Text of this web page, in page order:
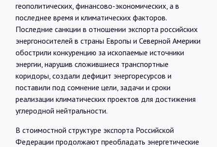
геополитических, финансово-экономических, а в
последнее время и климатических факторов.
Последние санкции в отношении экспорта российских
энергоносителей в страны Европы и Северной Америки
обострили конкуренцию за ископаемые источники
энергии, нарушив сложившиеся транспортные
коридоры, создали дефицит энергоресурсов и
поставили под сомнение цели, задачи и сроки
реализации климатических проектов для достижения
углеродной нейтральности.
В стоимостной структуре экспорта Российской
Федерации продолжают преобладать энергетические